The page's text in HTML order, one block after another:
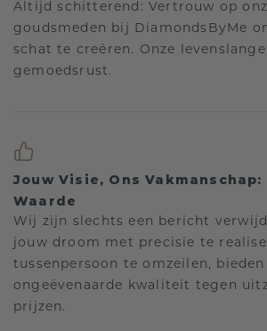
Altijd schitterend: Vertrouw op
goudsmeden bij DiamondsByMe
schat te creëren. Onze
gemoedsrust.
Jouw Visie, Ons
Waarde
Wij zijn slechts een bericht
jouw droom met precisie te
tussenpersoon te omzeilen, bieden
ongeëvenaarde kwaliteit tegen
prijzen.